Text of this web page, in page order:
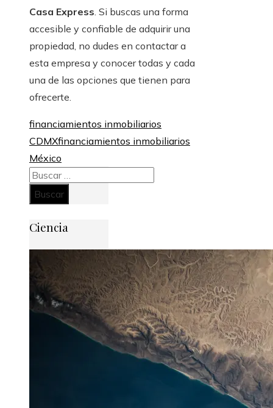
Casa Express . Si buscas una forma
accesible y confiable de adquirir una
propiedad, no dudes en contactar a
esta empresa y conocer todas y cada
una de las opciones que tienen para
ofrecerte.
financiamientos inmobiliarios
CDMXfinanciamientos inmobiliarios
México
Buscar:
Ciencia